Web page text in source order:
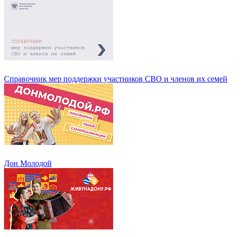
Справочник мер поддержки участников СВО и членов их семей
Дон Молодой